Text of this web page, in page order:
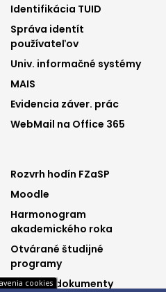
Footer
menu
1
Identifikácia TUID
Správa identít
používateľov
Univ. informačné systémy
MAIS
Evidencia záver. prác
WebMail na Office 365
Footer
menu
3
Rozvrh hodín FZaSP
Moodle
Harmonogram
akademického roka
Otvárané študijné
programy
Dôležité dokumenty
cookies